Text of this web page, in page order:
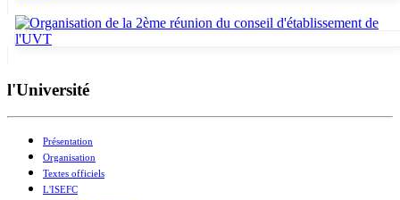
l'Université
Présentation
Organisation
Textes officiels
L'ISEFC